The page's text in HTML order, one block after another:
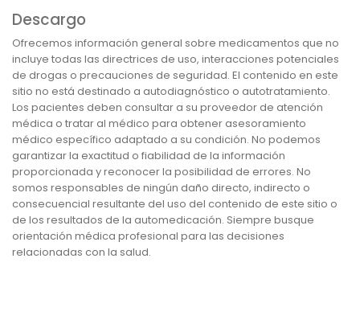
Descargo
Ofrecemos información general sobre medicamentos que no
incluye todas las directrices de uso, interacciones potenciales
de drogas o precauciones de seguridad. El contenido en este
sitio no está destinado a autodiagnóstico o autotratamiento.
Los pacientes deben consultar a su proveedor de atención
médica o tratar al médico para obtener asesoramiento
médico específico adaptado a su condición. No podemos
garantizar la exactitud o fiabilidad de la información
proporcionada y reconocer la posibilidad de errores. No
somos responsables de ningún daño directo, indirecto o
consecuencial resultante del uso del contenido de este sitio o
de los resultados de la automedicación. Siempre busque
orientación médica profesional para las decisiones
relacionadas con la salud.